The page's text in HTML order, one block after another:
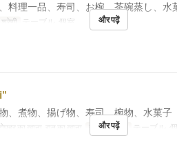
料理一品、寿司、お椀、茶碗蒸し、水
श्रेणी テーブル, 個室 और पढ़ें
、煮物、揚げ物、寿司、椀物、水菓子
दोपहर का खाना, रात का खाना सीट की श्रेणी テーブル, 個
और पढ़ें